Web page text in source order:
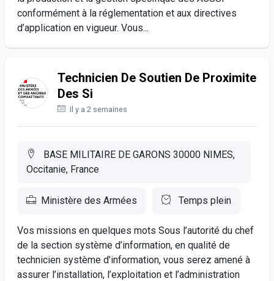
conformément à la réglementation et aux directives
d’application en vigueur. Vous...
Technicien De Soutien De Proximite
Des Si
Il y a 2 semaines
BASE MILITAIRE DE GARONS 30000 NIMES,
Occitanie, France
Ministère des Armées Temps plein
Vos missions en quelques mots Sous l’autorité du chef
de la section système d’information, en qualité de
technicien système d’information, vous serez amené à
assurer l’installation, l’exploitation et l’administration